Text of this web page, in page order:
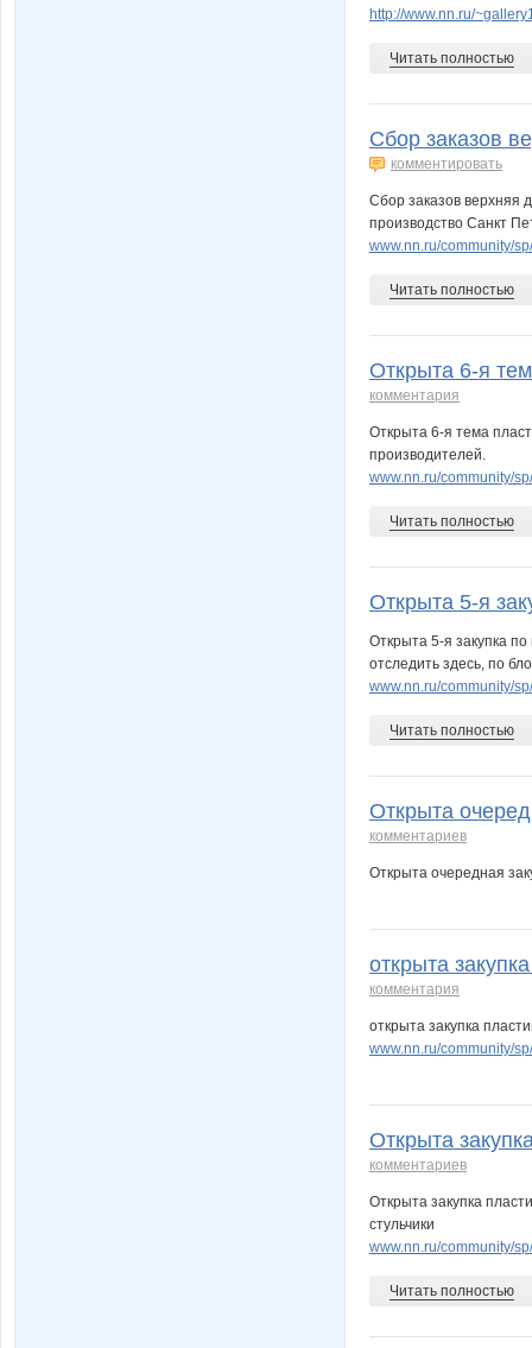
http://www.nn.ru/
Читать полностью
Сбор заказов
комментировать
Сбор заказов верхняя
производство Санкт
www.nn.ru/community/
Читать полностью
Открыта 6-я
комментария
Открыта 6-я тема
производителей.
www.nn.ru/community/
Читать полностью
Открыта 5-я
Открыта 5-я закупка
отследить здесь, по
www.nn.ru/community/
Читать полностью
Открыта
комментариев
Открыта очередная
открыта
комментария
открыта закупка
www.nn.ru/community/
Открыта
комментариев
Открыта закупка
стульчики
www.nn.ru/community/
Читать полностью